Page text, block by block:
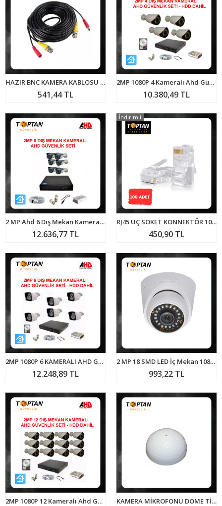
HAZIR BNC KAMERA KABLOSU KAYIT CİHAZI+POVER CCTV 10 METRE
541,44 TL
2MP 1080P 4 Kameralı Ahd Güvenlik Seti Harddisk Dahil ARNA-7424
10.380,49 TL
2 MP Ahd 6 Dış Mekan Kameralı Güvenlik Seti ARNA-7126
12.636,77 TL
RJ45 UÇ SOKET KONNEKTÖR 100 ADET
450,90 TL
İndirimli
2MP 1080P 6 KAMERALI AHD GÜVENLİK SETİ 500 GB HARDDİSK DAHİL ARNA-7326
12.248,89 TL
2 MP 18 SMD LED İç Mekan 1080P AHD Dome Kamera ARNA-2318
993,22 TL
2MP 1080P 12 Kameralı Ahd Güvenlik Seti 1 TB Harddisk Dahil ARNA-7412 KAMERA MİKROFONU DOME TİPİ ARNA-6103